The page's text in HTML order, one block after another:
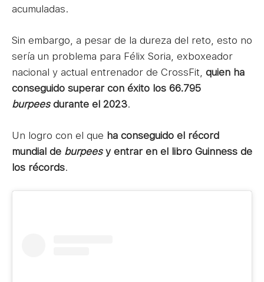
acumuladas.
Sin embargo, a pesar de la dureza del reto, esto no
sería un problema para Félix Soria, exboxeador
nacional y actual entrenador de CrossFit, quien ha
conseguido superar con éxito los 66.795
burpees durante el 2023.
Un logro con el que ha conseguido el récord
mundial de burpeesy entrar en el libro Guinness de
los récords.